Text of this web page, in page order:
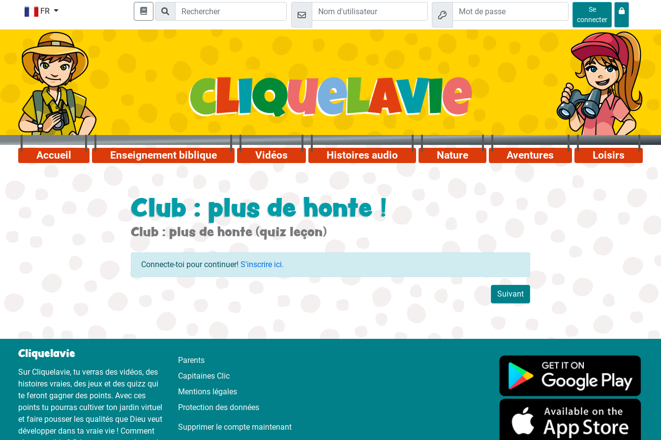
FR
Se
connecter
Accueil Enseignement biblique Vidéos Histoires audio Nature Aventures Loisirs
Club : plus de honte !
Club : plus de honte (quiz leçon)
Connecte-toi pour continuer!S'inscrire ici.
Suivant
Cliquelavie
Sur Cliquelavie, tu verras des vidéos, des
histoires vraies, des jeux et des quizz qui
te feront gagner des points. Avec ces
points tu pourras cultiver ton jardin virtuel
et faire pousser les qualités que Dieu veut
développer dans ta vraie vie ! Comment
Parents
Capitaines Clic
Mentions légales
Protection des données
Supprimer le compte maintenant